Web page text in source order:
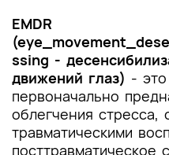
EMDR
ssing -
движений глаз) -
первоначально
облегчения стресса,
травматическими
посттравматическое